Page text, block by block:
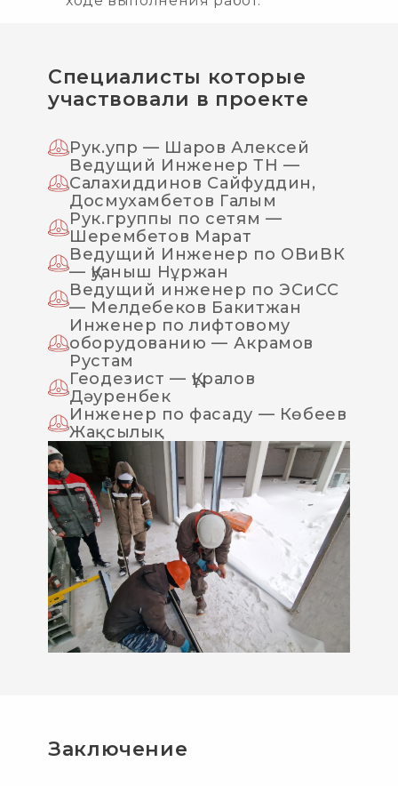
Специалисты которые
участвовали в проекте
Рук.упр — Шаров Алексей
Ведущий Инженер ТН —
Салахиддинов Сайфуддин,
Досмухамбетов Галым
Рук.группы по сетям —
Шерембетов Марат
Ведущий Инженер по ОВиВК
— Қуаныш Нұржан
Ведущий инженер по ЭСиСС
— Мелдебеков Бакитжан
Инженер по лифтовому
оборудованию — Акрамов
Рустам
Геодезист — Құралов
Дәуренбек
Инженер по фасаду — Көбеев
Жақсылық
Заключение